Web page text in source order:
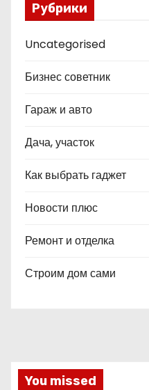
Рубрики
Uncategorised
Бизнес советник
Гараж и авто
Дача, участок
Как выбрать гаджет
Новости плюс
Ремонт и отделка
Строим дом сами
You missed